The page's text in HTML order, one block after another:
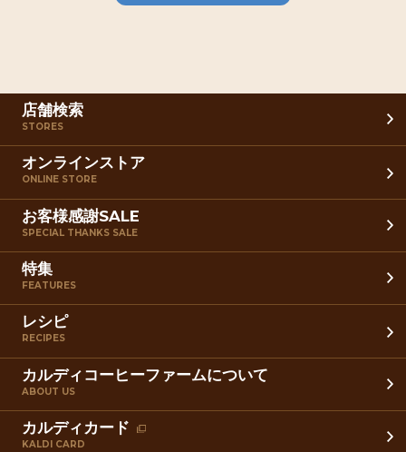
店舗検索
STORES
オンラインストア
ONLINE STORE
お客様感謝SALE
SPECIAL THANKS SALE
特集
FEATURES
レシピ
RECIPES
カルディコーヒーファームについて
ABOUT US
カルディカード
KALDI CARD